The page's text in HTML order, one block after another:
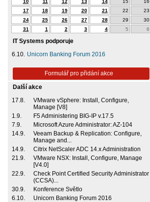
10
11 12 13 14 15
16
17
18 19 20 21 22
23
24
25 26 27 28 29
30
31
1 2 3 4 5 6
IT Systems podporuje
6.10. Unicorn Banking Forum 2016
Formulář pro přidání akce
Další akce
17.8.
VMware vSphere: Install, Configure,
Manage [V8]
1.9.
F5 Administering BIG-IP v.17.5
7.9.
Microsoft Azure Administrator: AZ-104
14.9.
Veeam Backup & Replication: Configure,
Manage and...
14.9.
Citrix NetScaler ADC 14.x Administration
21.9.
VMware NSX: Install, Configure, Manage
[V4.0]
22.9.
Check Point Certified Security Administrator
(CCSA)...
30.9.
Konference Světlo
6.10.
Unicorn Banking Forum 2016